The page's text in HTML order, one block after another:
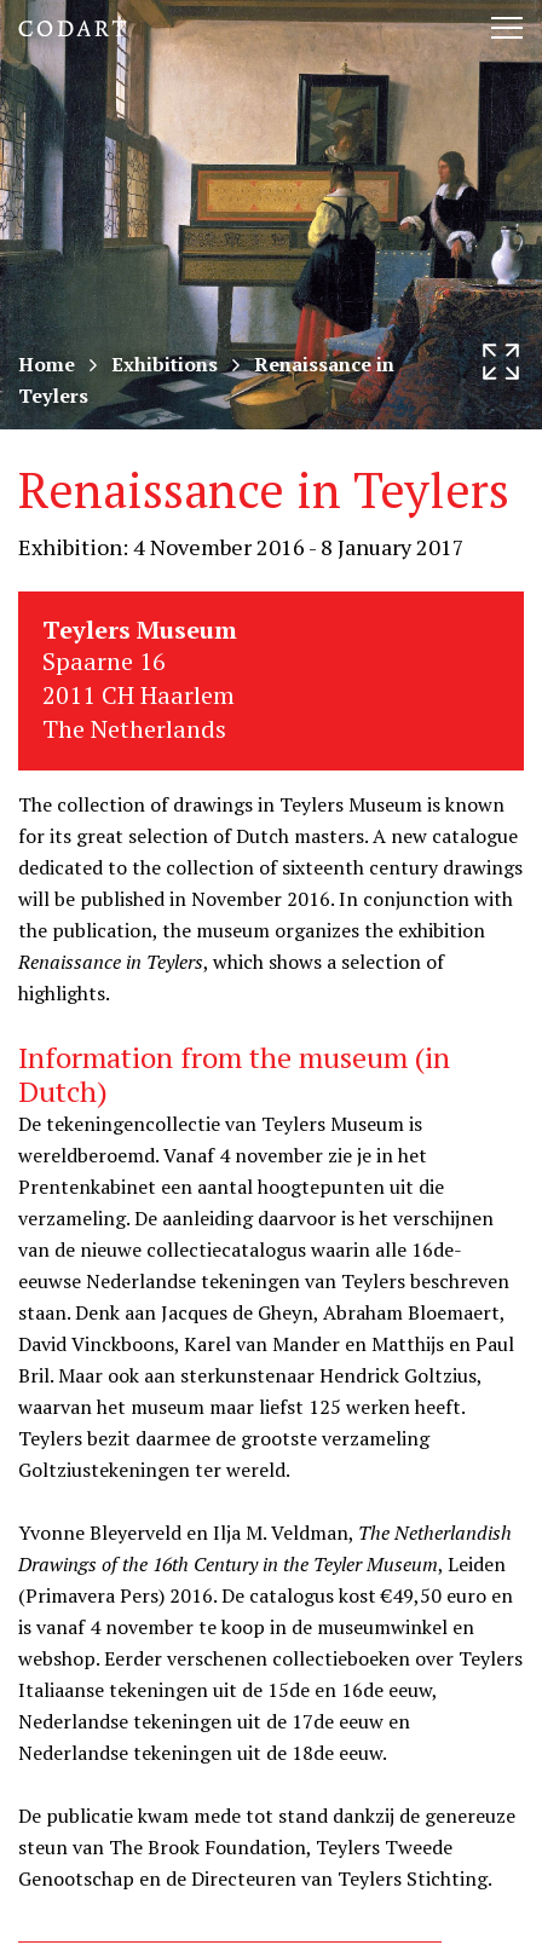
CODART,
Dutch
and
Flemish
art
in
museums
worldwide
Home Exhibitions
Renaissance in
Teylers
Renaissance in Teylers
Exhibition: 4 November 2016 - 8 January 2017
Teylers Museum
Spaarne 16
2011 CH Haarlem
The Netherlands
The collection of drawings in Teylers Museum is known
for its great selection of Dutch masters. A new catalogue
dedicated to the collection of sixteenth century drawings
will be published in November 2016. In conjunction with
the publication, the museum organizes the exhibition
Renaissance in Teylers, which shows a selection of
highlights.
Information from the museum (in
Dutch)
De tekeningencollectie van Teylers Museum is
wereldberoemd. Vanaf 4 november zie je in het
Prentenkabinet een aantal hoogtepunten uit die
verzameling. De aanleiding daarvoor is het verschijnen
van de nieuwe collectiecatalogus waarin alle 16de-
eeuwse Nederlandse tekeningen van Teylers beschreven
staan. Denk aan Jacques de Gheyn, Abraham Bloemaert,
David Vinckboons, Karel van Mander en Matthijs en Paul
Bril. Maar ook aan sterkunstenaar Hendrick Goltzius,
waarvan het museum maar liefst 125 werken heeft.
Teylers bezit daarmee de grootste verzameling
Goltziustekeningen ter wereld.
Yvonne Bleyerveld en Ilja M. Veldman, The Netherlandish
Drawings of the 16th Century in the Teyler Museum, Leiden
(Primavera Pers) 2016. De catalogus kost €49,50 euro en
is vanaf 4 november te koop in de museumwinkel en
webshop. Eerder verschenen collectieboeken over Teylers
Italiaanse tekeningen uit de 15de en 16de eeuw,
Nederlandse tekeningen uit de 17de eeuw en
Nederlandse tekeningen uit de 18de eeuw.
De publicatie kwam mede tot stand dankzij de genereuze
steun van The Brook Foundation, Teylers Tweede
Genootschap en de Directeuren van Teylers Stichting.